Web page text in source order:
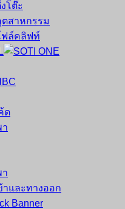
โต๊ะ
สาหกรรม
ฟล์คลิฟท์
ด
าและทางออก
Banner